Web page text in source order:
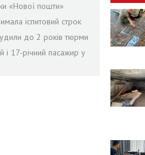
«Нової пошти»
іспитовий строк
до 2 років тюрми
і 17-річний пасажир у